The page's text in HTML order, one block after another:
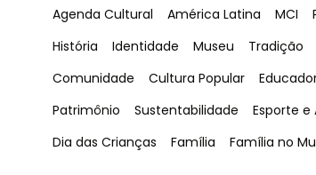
Tag:
Agenda Cultural Tag:
América Latina Tag
MCI
Tag:
História Tag:
Identidade Tag:
Museu Tag:
Tradição
Tag:
Comunidade Tag:
Cultura Popular Tag:
Tag:
Patrimônio Tag:
Sustentabilidade Tag:
Esporte e
Tag :
Dia das Crianças Tag:
Família Tag:
Família no